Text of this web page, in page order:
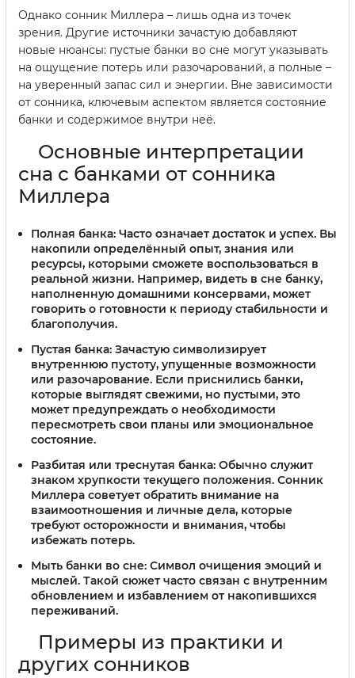
Однако сонник Миллера – лишь одна из точек
зрения. Другие источники зачастую добавляют
новые нюансы: пустые банки во сне могут указывать
на ощущение потерь или разочарований, а полные –
на уверенный запас сил и энергии. Вне зависимости
от сонника, ключевым аспектом является состояние
банки и содержимое внутри неё.
Основные интерпретации
сна с банками от сонника
Миллера
Полная банка: Часто означает достаток и успех. Вы
накопили определённый опыт, знания или
ресурсы, которыми сможете воспользоваться в
реальной жизни. Например, видеть в сне банку,
наполненную домашними консервами, может
говорить о готовности к периоду стабильности и
благополучия.
Пустая банка: Зачастую символизирует
внутреннюю пустоту, упущенные возможности
или разочарование. Если приснились банки,
которые выглядят свежими, но пустыми, это
может предупреждать о необходимости
пересмотреть свои планы или эмоциональное
состояние.
Разбитая или треснутая банка: Обычно служит
знаком хрупкости текущего положения. Сонник
Миллера советует обратить внимание на
взаимоотношения и личные дела, которые
требуют осторожности и внимания, чтобы
избежать потерь.
Мыть банки во сне: Символ очищения эмоций и
мыслей. Такой сюжет часто связан с внутренним
обновлением и избавлением от накопившихся
переживаний.
Примеры из практики и
других сонников